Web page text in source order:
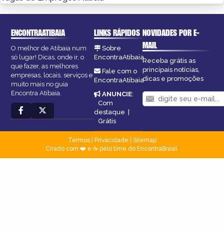
ENCONTRAATIBAIA
O melhor de Atibaia num
só lugar! Dicas, onde ir, o
que fazer, as melhores
empresas, locais, serviços e
muito mais no guia
Encontra Atibaia.
LINKS RÁPIDOS
Sobre
EncontraAtibaia
Fale com o
EncontraAtibaia
ANUNCIE:
Com
destaque
Grátis
NOVIDADES POR E-
MAIL
Receba grátis as
principais notícias,
dicas e promoções
Termos| Privacidade
Sitemap
Criado com ❤️ e ☕ pelo time do EncontraBrasil